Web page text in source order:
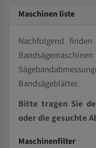
Maschinen liste
Nachfolgend
Bandsägeblätter.
Bitte tragen Sie
oder die gesuchte
Maschinenfilter